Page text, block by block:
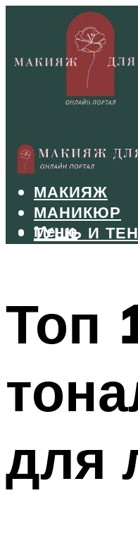
БРОВИ
ВОЛОСЫ
МАКИЯЖ
МАНИКЮР
ТУШЬ И
Меню
Топ
для